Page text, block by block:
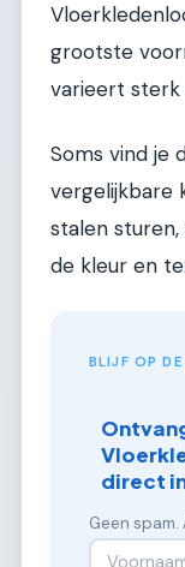
grootste
varieert
Soms vind je
vergelijkbare
stalen
de kleur en
BLIJF OP
direct
Geen